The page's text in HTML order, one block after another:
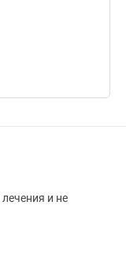
и не